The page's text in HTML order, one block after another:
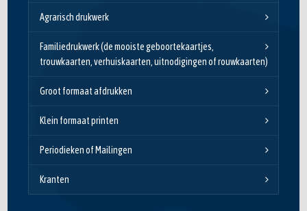
Agrarisch drukwerk
Familiedrukwerk (de mooiste geboortekaartjes,
trouwkaarten, verhuiskaarten, uitnodigingen of rouwkaarten)
Groot formaat afdrukken
Klein formaat printen
Periodieken of Mailingen
Kranten